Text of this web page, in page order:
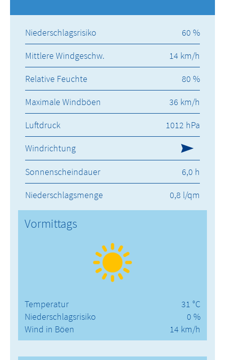
Niederschlagsrisiko
60 %
Mittlere Windgeschw.
14 km/h
Relative Feuchte
80 %
Maximale Windböen
36 km/h
Luftdruck
1012 hPa
Windrichtung
Sonnenscheindauer
6,0 h
Niederschlagsmenge
0,8 l/qm
Vormittags
Temperatur
Niederschlagsrisiko
Wind in Böen
31 °C
0 %
14 km/h